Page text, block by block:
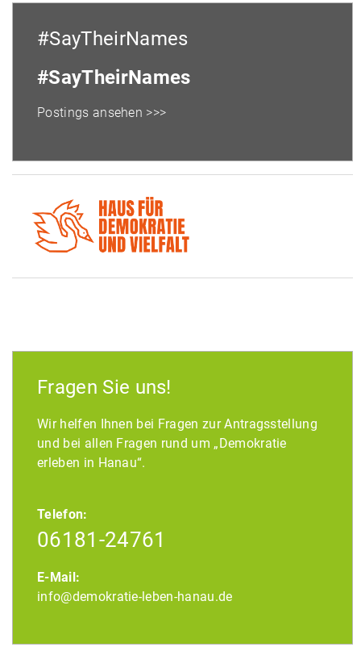
#SayTheirNames
#SayTheirNames
Postings ansehen >>>
Fragen Sie uns!
Wir helfen Ihnen bei Fragen zur Antragsstellung
und bei allen Fragen rund um „Demokratie
erleben in Hanau“.
Telefon:
06181-24761
E-Mail:
info@demokratie-leben-hanau.de